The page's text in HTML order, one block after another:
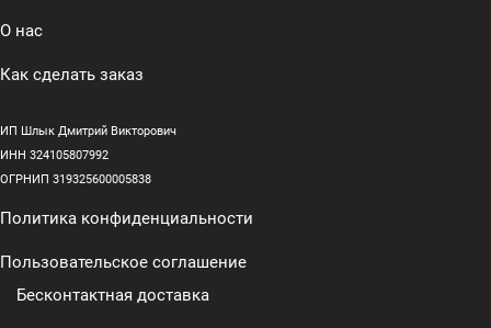
О нас
Как сделать заказ
ИП Шлык Дмитрий Викторович
ИНН 324105807992
ОГРНИП 319325600005838
Политика конфиденциальности
Пользовательское соглашение
Бесконтактная доставка